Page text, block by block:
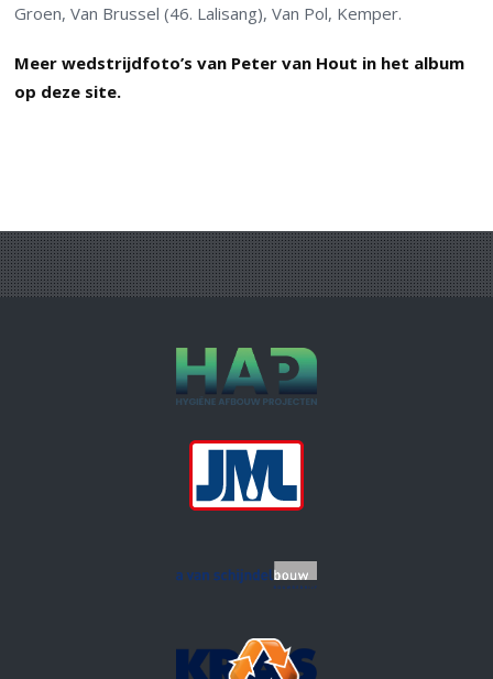
Groen, Van Brussel (46. Lalisang), Van Pol, Kemper.
Meer wedstrijdfoto’s van Peter van Hout in het album
op deze site.